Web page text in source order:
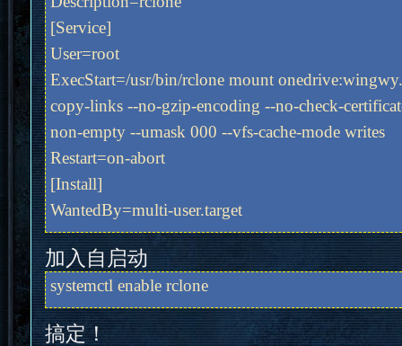
[Service]
User=root
ExecStart=/usr/bin/rclone mount
copy-links --no-gzip-encoding --no-check-
non-empty --umask 000 --vfs-cache-mode writes
Restart=on-abort
[Install]
WantedBy=multi-user.target
加入自启动
systemctl enable rclone
搞定！